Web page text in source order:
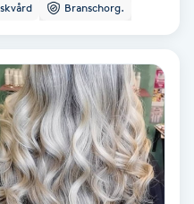
Branschorg.